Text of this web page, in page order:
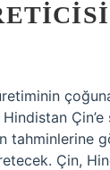
Hindistan
tahminlerine
Çin,